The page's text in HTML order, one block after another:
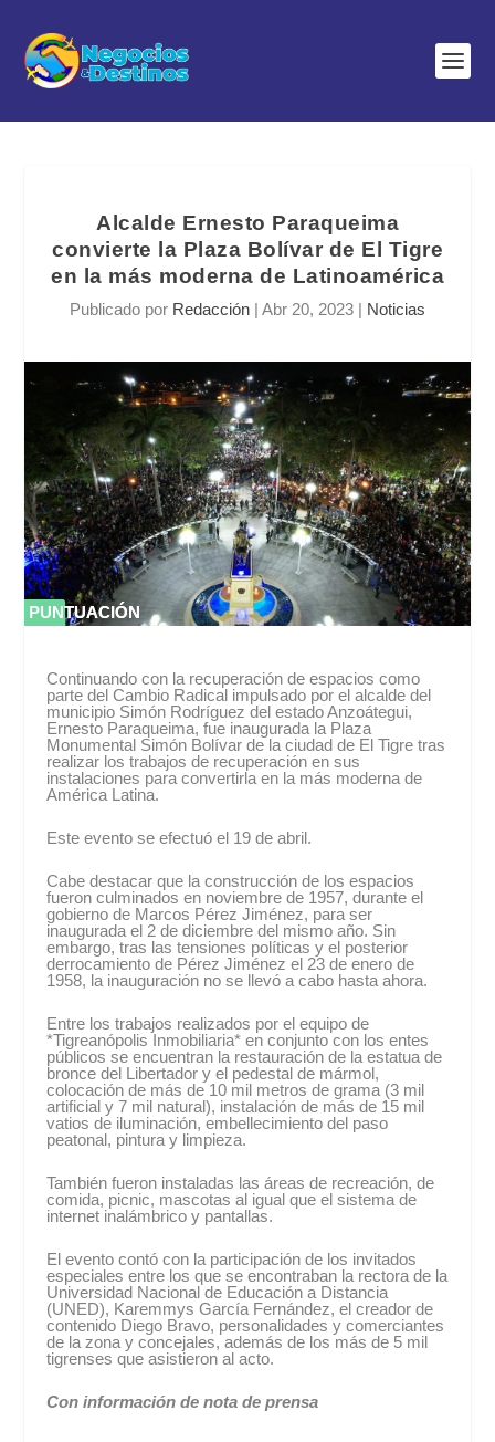
Alcalde Ernesto Paraqueima
convierte la Plaza Bolívar de El Tigre
en la más moderna de Latinoamérica
Publicado por Redacción | Abr 20, 2023 | Noticias
PUNTUACIÓN
PUNTUACIÓN
Continuando con la recuperación de espacios como
parte del Cambio Radical impulsado por el alcalde del
municipio Simón Rodríguez del estado Anzoátegui,
Ernesto Paraqueima, fue inaugurada la Plaza
Monumental Simón Bolívar de la ciudad de El Tigre tras
realizar los trabajos de recuperación en sus
instalaciones para convertirla en la más moderna de
América Latina.
Este evento se efectuó el 19 de abril.
Cabe destacar que la construcción de los espacios
fueron culminados en noviembre de 1957, durante el
gobierno de Marcos Pérez Jiménez, para ser
inaugurada el 2 de diciembre del mismo año. Sin
embargo, tras las tensiones políticas y el posterior
derrocamiento de Pérez Jiménez el 23 de enero de
1958, la inauguración no se llevó a cabo hasta ahora.
Entre los trabajos realizados por el equipo de
*Tigreanópolis Inmobiliaria* en conjunto con los entes
públicos se encuentran la restauración de la estatua de
bronce del Libertador y el pedestal de mármol,
colocación de más de 10 mil metros de grama (3 mil
artificial y 7 mil natural), instalación de más de 15 mil
vatios de iluminación, embellecimiento del paso
peatonal, pintura y limpieza.
También fueron instaladas las áreas de recreación, de
comida, picnic, mascotas al igual que el sistema de
internet inalámbrico y pantallas.
El evento contó con la participación de los invitados
especiales entre los que se encontraban la rectora de la
Universidad Nacional de Educación a Distancia
(UNED), Karemmys García Fernández, el creador de
contenido Diego Bravo, personalidades y comerciantes
de la zona y concejales, además de los más de 5 mil
tigrenses que asistieron al acto.
Con información de nota de prensa